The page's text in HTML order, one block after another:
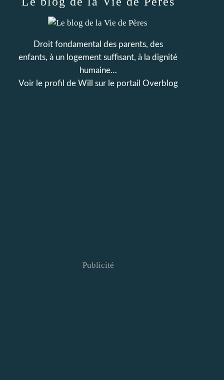
Droit fondamental des parents, des
enfants, à un logement suffisant, à la dignité
humaine…
Voir le profil de Will sur le portail Overblog
Publicité